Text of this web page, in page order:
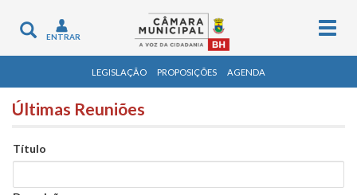
Toggle
navigation
ENTRAR
LEGISLAÇÃO PROPOSIÇÕES AGENDA
Últimas Reuniões
Título